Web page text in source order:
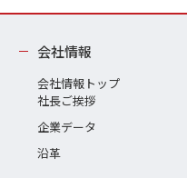
会社情報
会社情報トップ
社長ご挨拶
企業データ
沿革